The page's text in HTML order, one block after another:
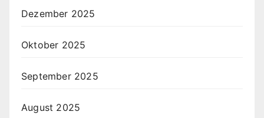
Dezember 2025
Oktober 2025
September 2025
August 2025